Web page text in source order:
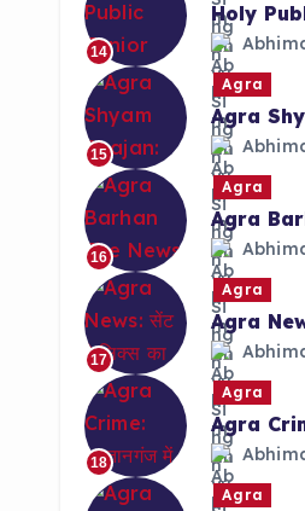
14
Holy
15
Agra
Agra
16
Agra
Agra
17
Agra
Agra
18
Agra
Agra
Agra